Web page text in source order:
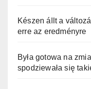
Készen állt a
erre az eredményre
Była gotowa na
spodziewała się